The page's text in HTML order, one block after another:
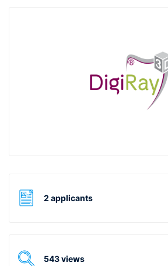
2 applicants
543 views